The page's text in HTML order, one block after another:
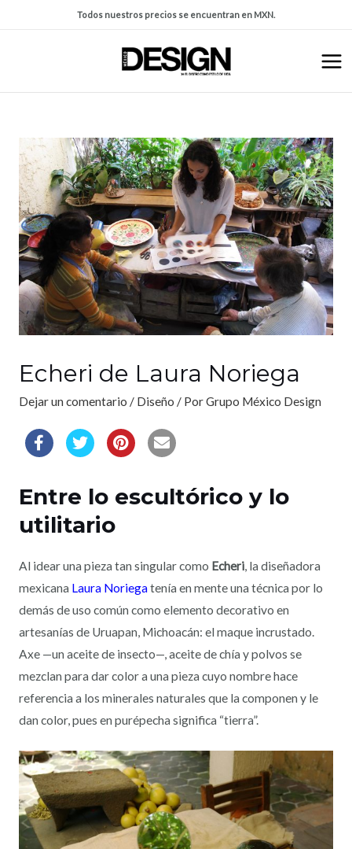
Todos nuestros precios se encuentran en MXN.
Echeri de Laura Noriega
Dejar un comentario / Diseño / PorGrupo México Design
Entre lo escultórico y lo
utilitario
Al idear una pieza tan singular como Echeri, la diseñadora
mexicana Laura Noriegatenía en mente una técnica por lo
demás de uso común como elemento decorativo en
artesanías de Uruapan, Michoacán: el maque incrustado.
Axe —un aceite de insecto—, aceite de chía y polvos se
mezclan para dar color a una pieza cuyo nombre hace
referencia a los minerales naturales que la componen y le
dan color, pues en purépecha significa “tierra”.